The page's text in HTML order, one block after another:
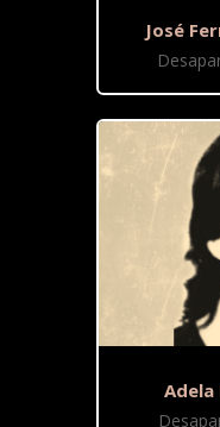
José
Adela